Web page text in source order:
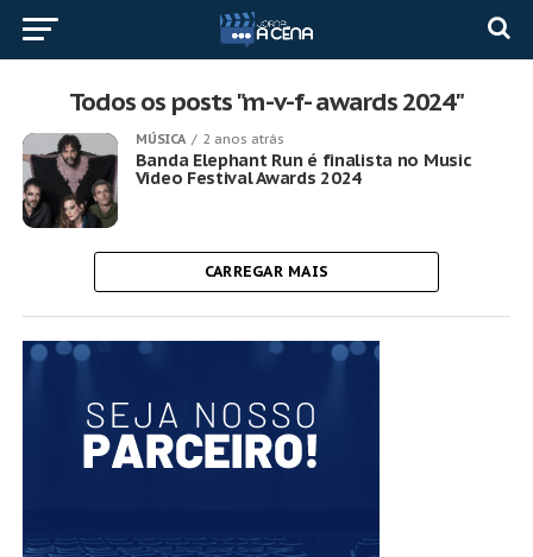
Todos os posts "m-v-f- awards 2024"
MÚSICA 2 anos atrás
Banda Elephant Run é finalista no Music
Video Festival Awards 2024
CARREGAR MAIS